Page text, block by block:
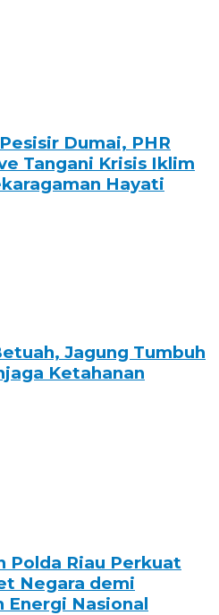
Dumai, PHR
Tangani Krisis Iklim
Hayati
Jagung Tumbuh
Ketahanan
Polda Riau Perkuat
Negara demi
Energi Nasional